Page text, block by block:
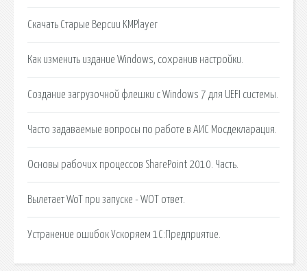
Скачать Старые Версии KMPlayer
Как изменить издание Windows, сохранив настройки.
Создание загрузочной флешки с Windows 7 для UEFI системы.
Часто задаваемые вопросы по работе в АИС Мосдекларация.
Основы рабочих процессов SharePoint 2010. Часть.
Вылетает WoT при запуске - WOT ответ.
Устранение ошибок Ускоряем 1С:Предприятие.